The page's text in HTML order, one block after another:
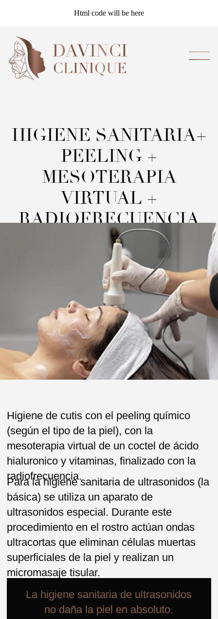
Html code will be here
MESOTERAPIA
VIRTUAL +
RADIOFRECUENCIA
Higiene de cutis con el peeling químico
(según el tipo de la piel), con la
mesoterapia virtual de un coctel de ácido
hialuronico y vitaminas, finalizado con la
radiofrecuencia.
Para la higiene sanitaria de ultrasonidos (la
básica) se utiliza un aparato de
ultrasonidos especial. Durante este
procedimiento en el rostro actúan ondas
La higiene sanitaria de ultrasonidos
no daña la piel en absoluto.
El impacto de los ultrasonidos no solo
produce una higiene de la piel de toxinas,
sebo y obstrucciones de las glándulas
sebáceas, sino que también durante la
limpieza ultrasónica del rostro se realizan
micro-masajes de la piel y alisan las
arrugas finas.
La higiene sanitaria de ultrasonidos es
buena por su carácter atraumático y
absolutamente indolora, no deja marcas ni
enrojecimiento.
PROTOCOLO:
Desmaquillaje